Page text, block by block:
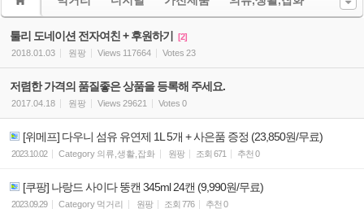
툴리 도네이션 전자여친 + 후원하기
[2]
2018.01.03
원팡 Views 117664 Votes 23
저렴한 가격의 품질좋은 상품을 등록해 주세요.
2017.04.18 원팡 Views 29621 Votes 0
[위메프] 다우니 섬유 유연제 1L 5개 + 사은품 증정 (23,850원/무료)
2023.10.02 Category 의류,생활,잡화 원팡 조회 671 추천 0
[쿠팡] 나랑드 사이다 뚱캔 345ml 24캔 (9,990원/무료)
2023.09.29 Category 먹거리 원팡 조회 776 추천 0